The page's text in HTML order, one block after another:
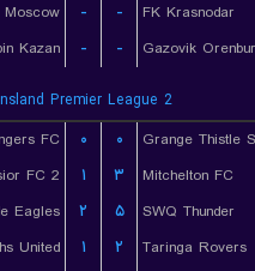
Moscow
- -
FK Krasnodar
Kazan
- - Gazovik
Premier League 2
FC
۰ ۰
Grange Thistle
FC 2
۱ ۳
Mitchelton FC
Eagles
۲ ۵
SWQ Thunder
United
۱ ۲
Taringa Rovers